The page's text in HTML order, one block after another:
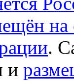
.
и